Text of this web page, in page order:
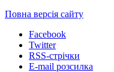
Повна версія сайту
Facebook
Twitter
RSS-стрічки
E-mail розсилка